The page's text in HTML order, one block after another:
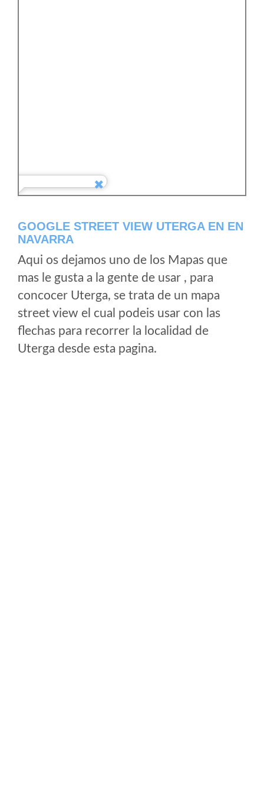
GOOGLE STREET VIEW UTERGA EN EN
NAVARRA
Aqui os dejamos uno de los Mapas que
mas le gusta a la gente de usar , para
concocer Uterga, se trata de un mapa
street view el cual podeis usar con las
flechas para recorrer la localidad de
Uterga desde esta pagina.